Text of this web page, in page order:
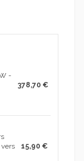
-
378,70 €
vers
15,90 €